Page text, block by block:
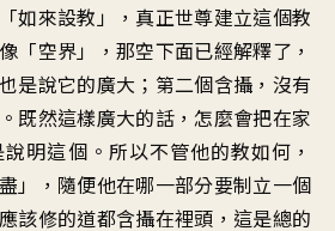
如來設教」，真正世尊建立這個教
「空界」，那空下面已經解釋了，
是說它的廣大；第二個含攝，沒有
既然這樣廣大的話，怎麼會把在家
明這個。所以不管他的教如何，
」，隨便他在哪一部分要制立一個
該修的道都含攝在裡頭，這是總的